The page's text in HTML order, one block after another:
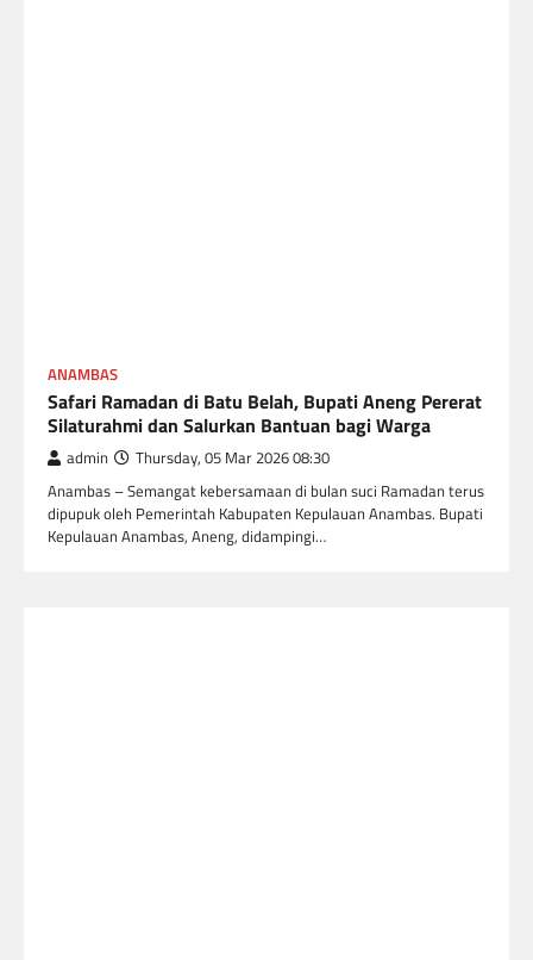
ANAMBAS
Safari Ramadan di Batu Belah, Bupati Aneng Pererat
Silaturahmi dan Salurkan Bantuan bagi Warga
admin Thursday, 05 Mar 2026 08:30
Anambas – Semangat kebersamaan di bulan suci Ramadan terus
dipupuk oleh Pemerintah Kabupaten Kepulauan Anambas. Bupati
Kepulauan Anambas, Aneng, didampingi…